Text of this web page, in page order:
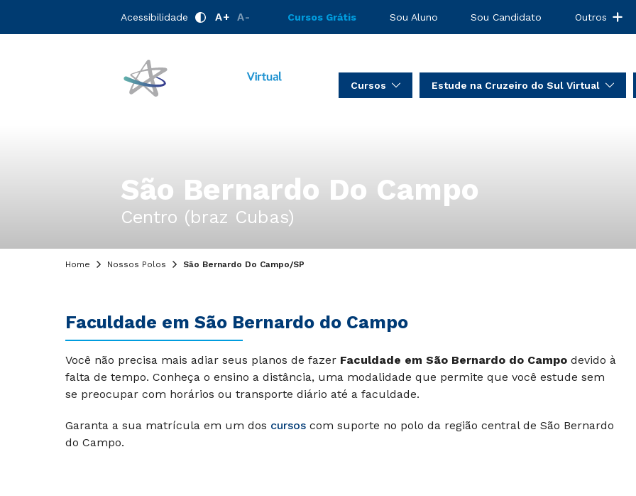
Acessibilidade A+ A- Cursos Grátis Sou Aluno Sou Candidato Outros
Cursos Estude na Cruzeiro do Sul Virtual
São Bernardo Do Campo
Centro (braz Cubas)
Home Nossos Polos São Bernardo Do Campo/SP
Faculdade em São Bernardo do Campo
Você não precisa mais adiar seus planos de fazer Faculdade em São Bernardo do Campo devido à
falta de tempo. Conheça o ensino a distância, uma modalidade que permite que você estude sem
se preocupar com horários ou transporte diário até a faculdade.
Garanta a sua matrícula em um dos cursos com suporte no polo da região central de São Bernardo
do Campo.